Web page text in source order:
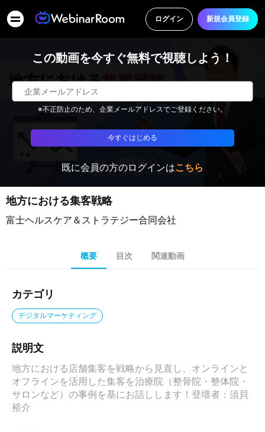
ログイン 新規会員登録
この動画を今すぐ無料で視聴しよう！
※不正防止のため、企業メールアドレスでご登録ください。
今すぐはじめる
既に会員の方のログインはこちら
地方における集客戦略
富士ヘルスケア＆ストラテジー合同会社
概要 目次 関連動画
カテゴリ
デジタルマーケティング
説明文
地方における店舗集客を戦略から見直し、オンラインと
オフラインを活用した集客を治療院（整骨院・整体院・
サロンなど）の事例を基にお話しします！登壇者：須貝
裕介